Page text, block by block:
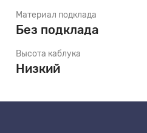
Материал подклада
Без подклада
Высота каблука
Низкий